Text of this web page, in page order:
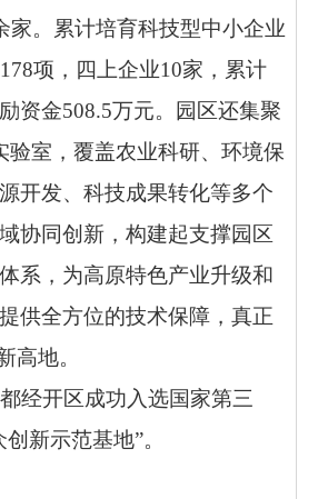
家。累计培育科技型中小企业
项，四上企业10家，累计
资金508.5万元。园区还集聚
验室，覆盖农业科研、环境保
开发、科技成果转化等多个
协同创新，构建起支撑园区
系，为高原特色产业升级和
供全方位的技术保障，真正
高地。
经开区成功入选国家第三
新示范基地”。